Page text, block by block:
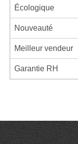
Écologique
Nouveauté
Meilleur vendeur
Garantie RH